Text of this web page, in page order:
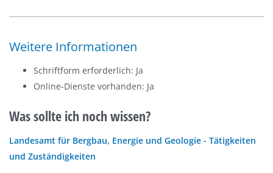
Weitere Informationen
Schriftform erforderlich: Ja
Online-Dienste vorhanden: Ja
Was sollte ich noch wissen?
Landesamt für Bergbau, Energie und Geologie - Tätigkeiten
und Zuständigkeiten